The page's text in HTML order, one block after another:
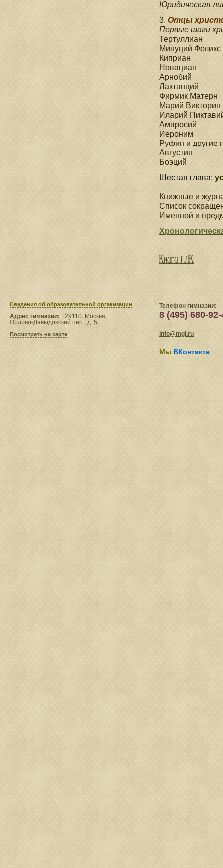
Юридическая
3. Отцы
Первые шаги
Тертуллиан
Минуций Феликс
Киприан
Новациан
Арнобий
Лактанций
Фирмик Матерн
Марий Викторин
Иларий
Амвросий
Иероним
Руфин и другие
Августин
Боэций
Шестая глава:
Книжные и
Список
Именной и
Книги ГЛК
Сведения​ об образовательной организации
Адрес гимназии: 129110, Москва,
Орлово-Давыдовский пер., д. 5.
Посмотреть на карте
Телефон гимназии:
8 (495) 680-92-
info@mgl.ru
Мы ВКонтакте